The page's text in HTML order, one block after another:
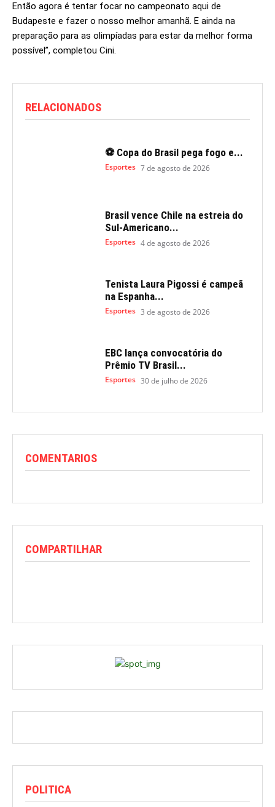
Então agora é tentar focar no campeonato aqui de
Budapeste e fazer o nosso melhor amanhã. E ainda na
preparação para as olimpíadas para estar da melhor forma
possível”, completou Cini.
RELACIONADOS
⚽ Copa do Brasil pega fogo e...
Esportes 7 de agosto de 2026
Brasil vence Chile na estreia do
Sul-Americano...
Esportes 4 de agosto de 2026
Tenista Laura Pigossi é campeã
na Espanha...
Esportes 3 de agosto de 2026
EBC lança convocatória do
Prêmio TV Brasil...
Esportes 30 de julho de 2026
COMENTARIOS
COMPARTILHAR
POLITICA